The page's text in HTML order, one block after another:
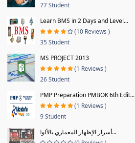
77 Student
Learn BMS in 2 Days and Level...
(10 Reviews )
35 Student
MS PROJECT 2013
(1 Reviews )
26 Student
PMP Preparation PMBOK 6th Edit...
(1 Reviews )
9 Student
أسرار الإظهار المعماري بالألوا...